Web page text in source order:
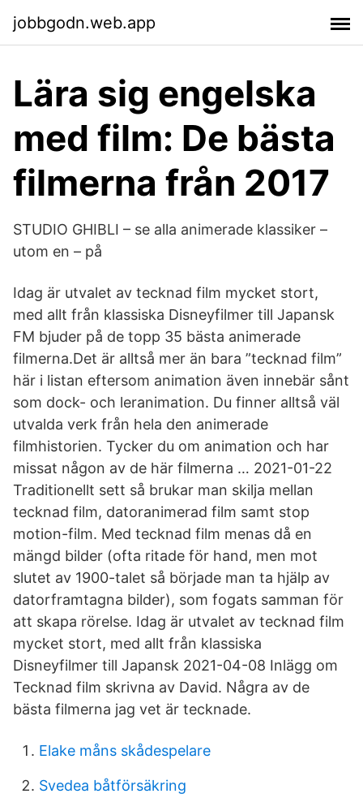
jobbgodn.web.app
Lära sig engelska
med film: De bästa
filmerna från 2017
STUDIO GHIBLI – se alla animerade klassiker –
utom en – på
Idag är utvalet av tecknad film mycket stort,
med allt från klassiska Disneyfilmer till Japansk
FM bjuder på de topp 35 bästa animerade
filmerna.Det är alltså mer än bara ”tecknad film”
här i listan eftersom animation även innebär sånt
som dock- och leranimation. Du finner alltså väl
utvalda verk från hela den animerade
filmhistorien. Tycker du om animation och har
missat någon av de här filmerna … 2021-01-22
Traditionellt sett så brukar man skilja mellan
tecknad film, datoranimerad film samt stop
motion-film. Med tecknad film menas då en
mängd bilder (ofta ritade för hand, men mot
slutet av 1900-talet så började man ta hjälp av
datorframtagna bilder), som fogats samman för
att skapa rörelse. Idag är utvalet av tecknad film
mycket stort, med allt från klassiska
Disneyfilmer till Japansk 2021-04-08 Inlägg om
Tecknad film skrivna av David. Några av de
bästa filmerna jag vet är tecknade.
Elake måns skådespelare
Svedea båtförsäkring